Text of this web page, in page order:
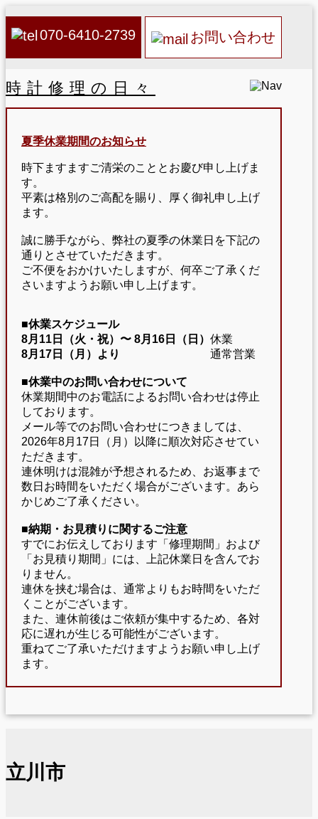
070-6410-2739 お問い合わせ
時計修理の日々
夏季休業期間のお知らせ
時下ますますご清栄のこととお慶び申し上げま
す。
平素は格別のご高配を賜り、厚く御礼申し上げ
ます。
誠に勝手ながら、弊社の夏季の休業日を下記の
通りとさせていただきます。
ご不便をおかけいたしますが、何卒ご了承くだ
さいますようお願い申し上げます。
■休業スケジュール
8月11日（火・祝）〜 8月16日（日） 休業
8月17日（月）より
通常営業
■休業中のお問い合わせについて
休業期間中のお電話によるお問い合わせは停止
しております。
メール等でのお問い合わせにつきましては、
2026年8月17日（月）以降に順次対応させてい
ただきます。
連休明けは混雑が予想されるため、お返事まで
数日お時間をいただく場合がございます。あら
かじめご了承ください。
■納期・お見積りに関するご注意
すでにお伝えしております「修理期間」および
「お見積り期間」には、上記休業日を含んでお
りません。
連休を挟む場合は、通常よりもお時間をいただ
くことがございます。
また、連休前後はご依頼が集中するため、各対
応に遅れが生じる可能性がございます。
重ねてご了承いただけますようお願い申し上げ
ます。
立川市